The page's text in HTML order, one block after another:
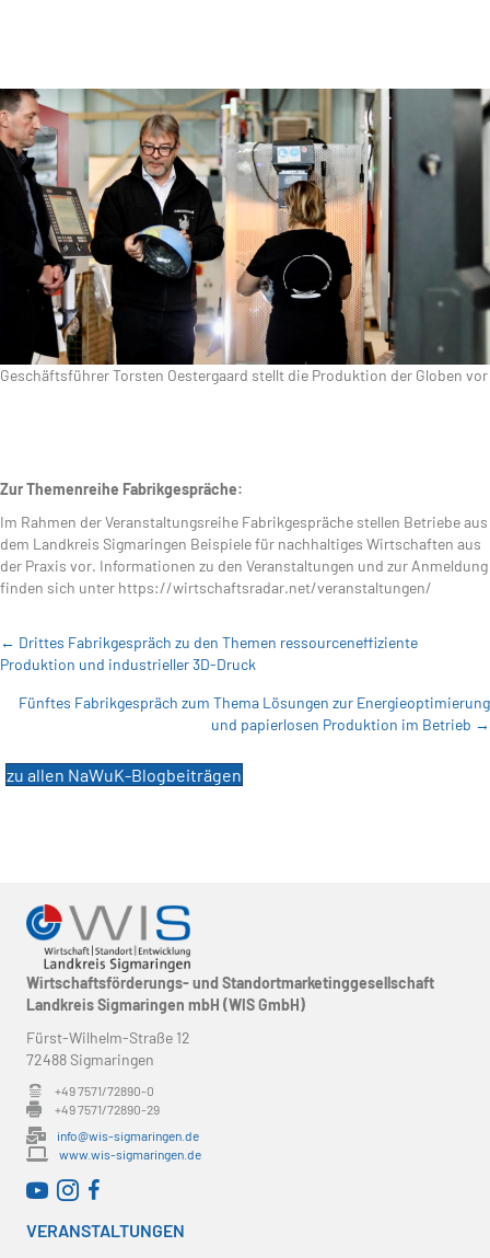
Geschäftsführer Torsten Oestergaard stellt die Produktion der Globen vor
Zur Themenreihe Fabrikgespräche:
Im Rahmen der Veranstaltungsreihe Fabrikgespräche stellen Betriebe aus
dem Landkreis Sigmaringen Beispiele für nachhaltiges Wirtschaften aus
der Praxis vor. Informationen zu den Veranstaltungen und zur Anmeldung
finden sich unter https://wirtschaftsradar.net/veranstaltungen/
Posts
navigation
← Drittes Fabrikgespräch zu den Themen ressourceneffiziente
Produktion und industrieller 3D-Druck
Fünftes Fabrikgespräch zum Thema Lösungen zur Energieoptimierung
und papierlosen Produktion im Betrieb →
zu allen NaWuK-Blogbeiträgen
Wirtschaftsförderungs- und Standortmarketinggesellschaft
Landkreis Sigmaringen mbH (WIS GmbH)
Fürst-Wilhelm-Straße 12
72488 Sigmaringen
+49 7571/72890-0
+49 7571/72890-29
info@wis-sigmaringen.de
www.wis-sigmaringen.de
WirtschaftsRADAR bei YouTube
WirtschaftsRADAR bei Instagram
VERANSTALTUNGEN